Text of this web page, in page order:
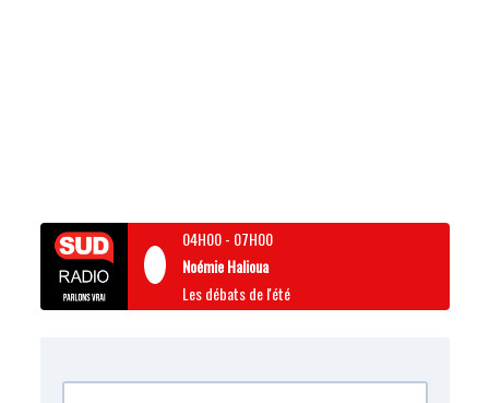
04H00- 07H00
Noémie Halioua
Les débats de l'été